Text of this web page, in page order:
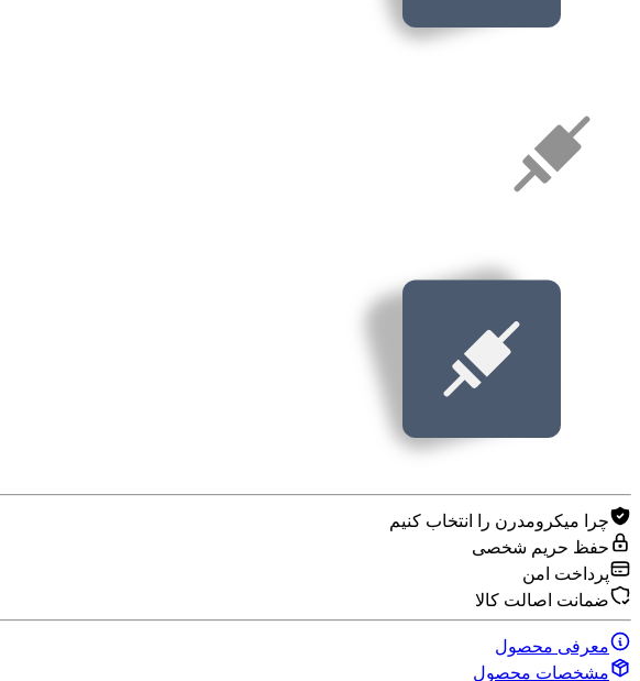
چرا میکرومدرن را انتخاب کنیم
حفظ حریم شخصی
پرداخت امن
ضمانت اصالت کالا
معرفی محصول
مشخصات محصول